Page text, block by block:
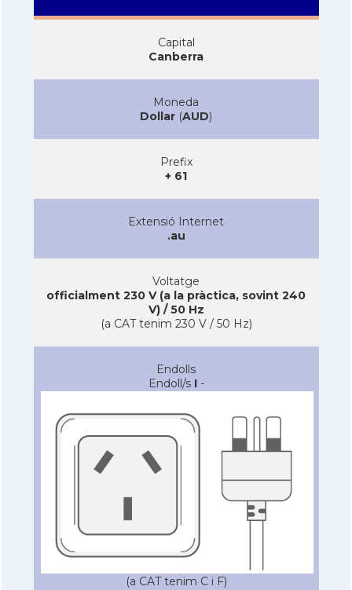
Capital
Canberra
Moneda
Dollar (AUD)
Prefix
+ 61
Extensió Internet
.au
Voltatge
officialment 230 V (a la pràctica, sovint 240
V) / 50 Hz
(a CAT tenim 230 V / 50 Hz)
Endolls
Endoll/s I-
(a CAT tenim C i F)